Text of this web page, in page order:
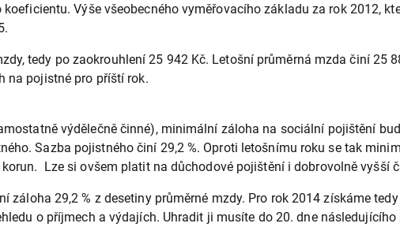
Výše všeobecného vyměřovacího základu za rok 2012,
tedy po zaokrouhlení 25 942 Kč. Letošní průměrná mzda činí 25
na pojistné pro příští rok.
výdělečně činné), minimální záloha na sociální pojištění
Sazba pojistného činí 29,2 %. Oproti letošnímu roku se tak
Lze si ovšem platit na důchodové pojištění i dobrovolně vyšší
záloha 29,2 % z desetiny průměrné mzdy. Pro rok 2014 získáme
o příjmech a výdajích. Uhradit ji musíte do 20. dne